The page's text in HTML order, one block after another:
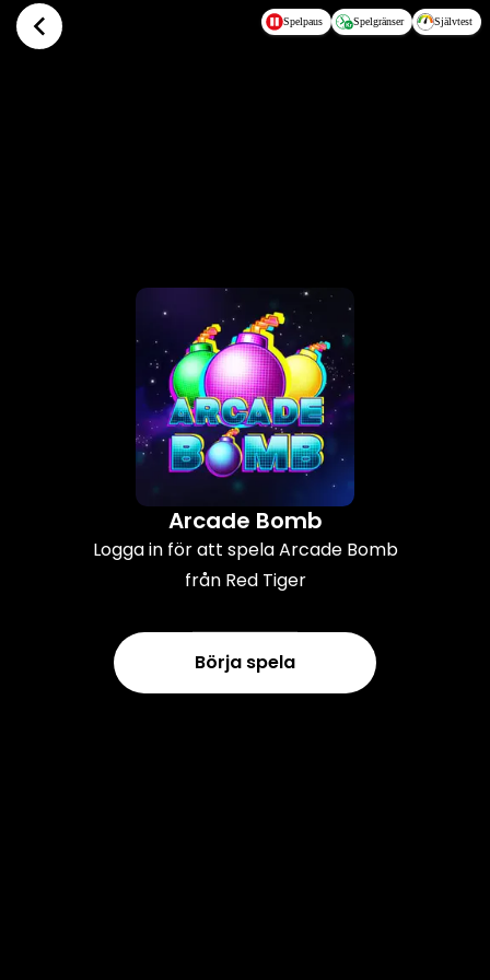
Hoppa till huvudinnehållet Spelpaus Spelgränser Självtest
Arcade Bomb
Logga in för att spela Arcade Bomb
från Red Tiger
Börja spela